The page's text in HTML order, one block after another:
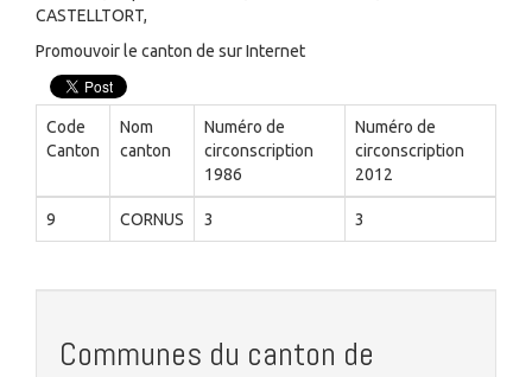
CASTELLTORT,
Promouvoir le canton de sur Internet
Code
Canton
Nom
canton
Numéro de
circonscription
1986
Numéro de
circonscription
2012
9 CORNUS 3 3
Communes du canton de